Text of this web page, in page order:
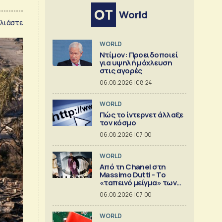
World
WORLD
Ντίμον: Προειδοποιεί
για υψηλή μόχλευση
στις αγορές
06.08.2026 | 08:24
WORLD
Πώς το ίντερνετ άλλαξε
τον κόσμο
06.08.2026 | 07:00
WORLD
Από τη Chanel στη
Massimo Dutti - Το
«ταπεινό μείγμα» των
best seller
06.08.2026 | 07:00
WORLD